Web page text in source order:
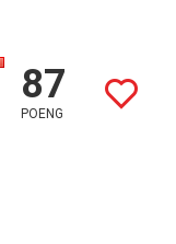
87
POENG